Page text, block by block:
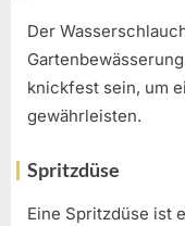
Der
knickfest sein, um
gewährleisten.
Spritzdüse
Eine Spritzdüse ist